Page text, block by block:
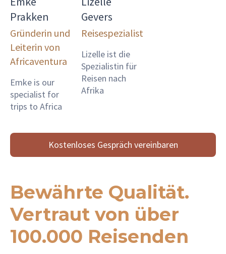
Prakken
Gründerin und
Leiterin von
Africaventura
Emke is our
specialist for
trips to Africa
Gevers
Reisespezialist
Lizelle ist die
Spezialistin für
Reisen nach
Afrika
Kostenloses Gespräch vereinbaren
Bewährte Qualität.
Vertraut von über
100.000 Reisenden